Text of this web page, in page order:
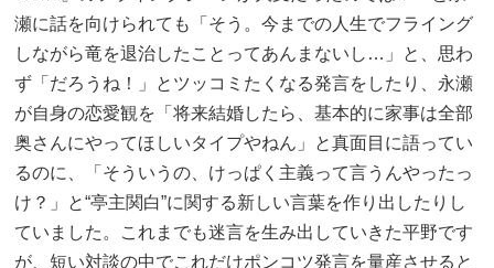
瀬に話を向けられても「そう。今までの人生でフライング
しながら竜を退治したことってあんまないし…」と、思わ
ず「だろうね！」とツッコミたくなる発言をしたり、永瀬
が自身の恋愛観を「将来結婚したら、基本的に家事は全部
奥さんにやってほしいタイプやねん」と真面目に語ってい
るのに、「そういうの、けっぱく主義って言うんやったっ
け？」と“亭主関白”に関する新しい言葉を作り出したりし
ていました。これまでも迷言を生み出していきた平野です
が、短い対談の中でこれだけポンコツ発言を量産させると